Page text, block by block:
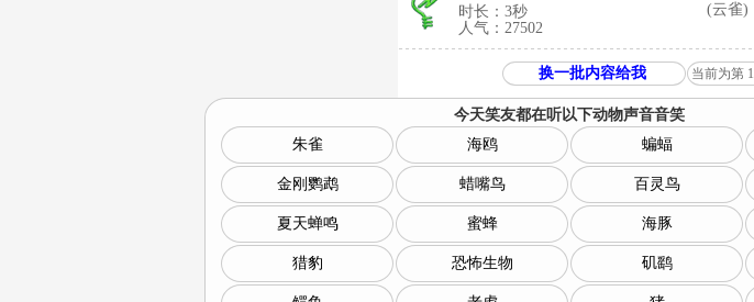
时长：3秒
人气：27502
(云雀)
换一批内容给我 当前为第 1
今天笑友都在听以下动物声音音笑
朱雀
海鸥 蝙蝠
金刚鹦鹉 蜡嘴鸟 百灵鸟
夏天蝉鸣 蜜蜂 海豚
猎豹 恐怖生物 矶鹞